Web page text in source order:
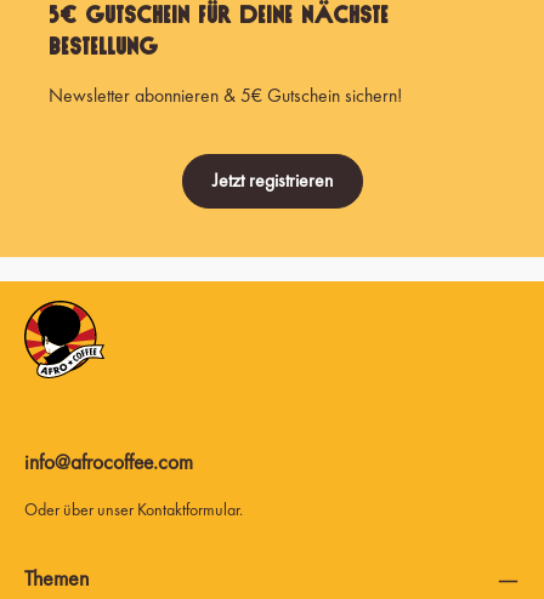
5€ Gutschein für Deine nächste
Bestellung
Newsletter abonnieren & 5€ Gutschein sichern!
Jetzt registrieren
info@afrocoffee.com
Oder über unser Kontaktformular.
Themen